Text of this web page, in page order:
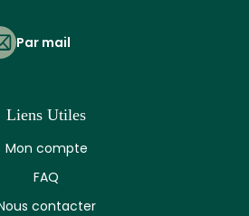
Par mail
Liens Utiles
Mon compte
FAQ
contacter